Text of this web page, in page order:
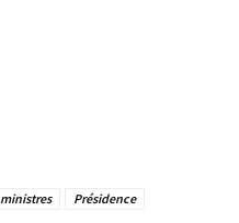
ministres
Présidence